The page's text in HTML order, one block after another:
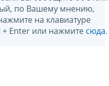
по Вашему мнению,
на клавиатуре
Enter или нажмите сюда.